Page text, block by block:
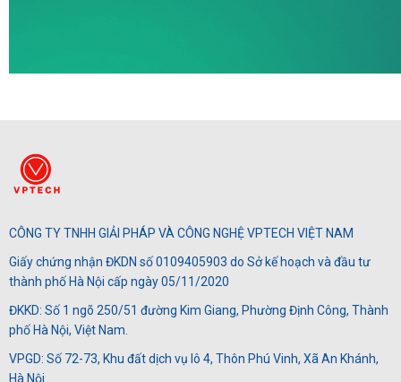
CÔNG TY TNHH GIẢI PHÁP VÀ CÔNG NGHỆ VPTECH VIỆT NAM
Giấy chứng nhận ĐKDN số 0109405903 do Sở kế hoạch và đầu tư
thành phố Hà Nội cấp ngày 05/11/2020
ĐKKD: Số 1 ngõ 250/51 đường Kim Giang, Phường Định Công, Thành
phố Hà Nội, Việt Nam.
VPGD: Số 72-73, Khu đất dịch vụ lô 4, Thôn Phú Vinh, Xã An Khánh,
Hà Nội.